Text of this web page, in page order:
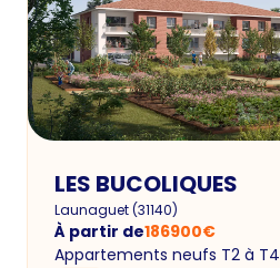
LES BUCOLIQUES
Launaguet(31140)
À partir de186900€
Appartements neufs T2 à T4